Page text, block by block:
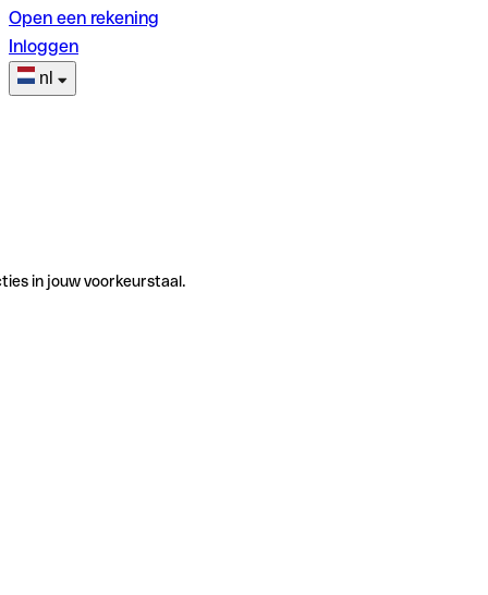
Open een rekening
Inloggen
nl
in jouw voorkeurstaal.